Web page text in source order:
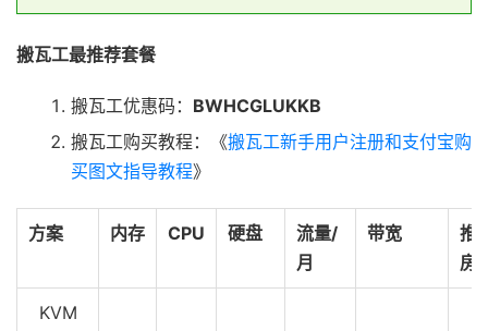
搬瓦工最推荐套餐
搬瓦工优惠码： BWHCGLUKKB
搬瓦工购买教程：《搬瓦工新手用户注册和支付宝购
买图文指导教程》
方案 内存 CPU 硬盘
流量/
月
带宽
推
房
KVM